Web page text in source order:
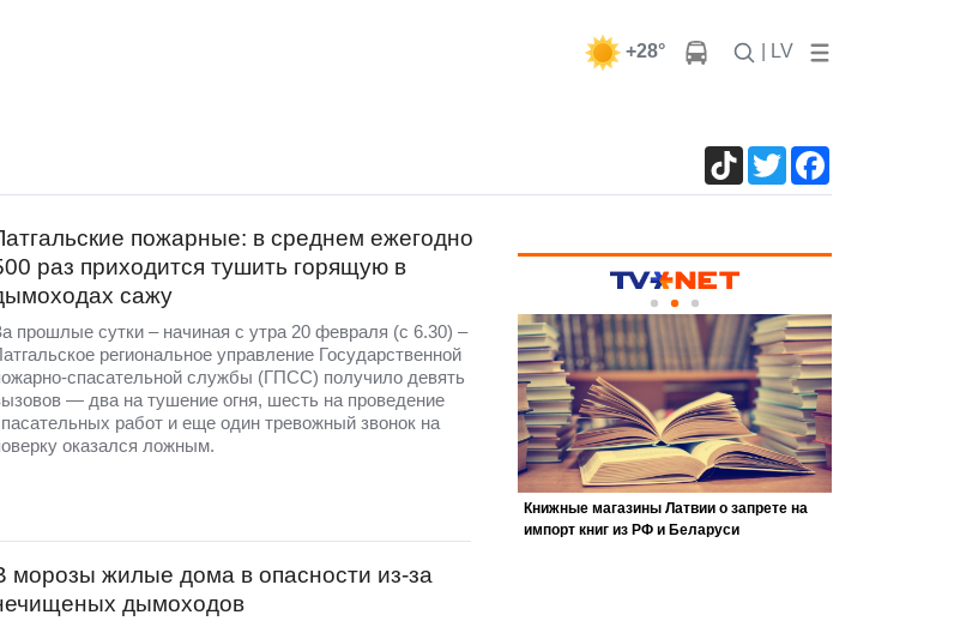
+28° | LV
TikTokTwitter
пожарные: в среднем ежегодно
раз приходится тушить горящую в
сажу
прошлые сутки – начиная с утра 20 февраля (с 6.30) –
региональное управление Государственной
спасательной службы (ГПСС) получило девять
— два на тушение огня, шесть на проведение
работ и еще один тревожный звонок на
оказался ложным.
морозы жилые дома в опасности из-за
дымоходов